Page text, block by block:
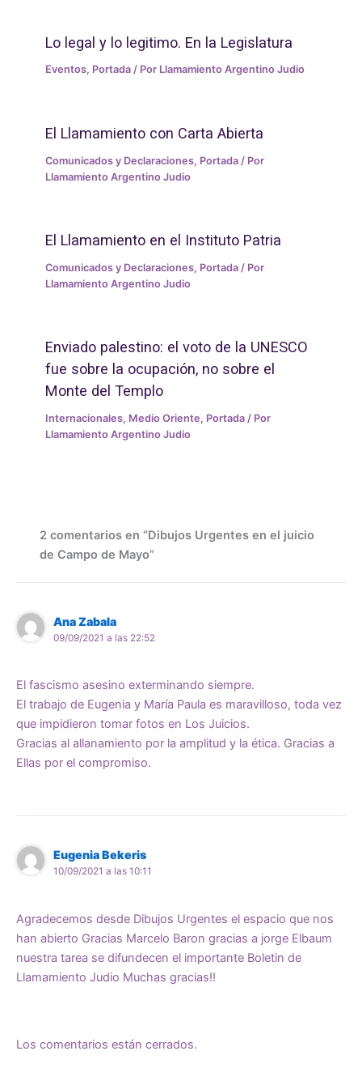
Lo legal y lo legitimo. En la Legislatura
Eventos, Portada / Por Llamamiento Argentino Judio
El Llamamiento con Carta Abierta
Comunicados y Declaraciones, Portada / Por
Llamamiento Argentino Judio
El Llamamiento en el Instituto Patria
Comunicados y Declaraciones, Portada / Por
Llamamiento Argentino Judio
Enviado palestino: el voto de la UNESCO
fue sobre la ocupación, no sobre el
Monte del Templo
Internacionales, Medio Oriente, Portada / Por
Llamamiento Argentino Judio
2 comentarios en “Dibujos Urgentes en el juicio
de Campo de Mayo”
Ana Zabala
09/09/2021 a las 22:52
El fascismo asesino exterminando siempre.
El trabajo de Eugenia y María Paula es maravilloso, toda vez
que impidieron tomar fotos en Los Juicios.
Gracias al allanamiento por la amplitud y la ética. Gracias a
Ellas por el compromiso.
Eugenia Bekeris
10/09/2021 a las 10:11
Agradecemos desde Dibujos Urgentes el espacio que nos
han abierto Gracias Marcelo Baron gracias a jorge Elbaum
nuestra tarea se difundecen el importante Boletin de
Llamamiento Judio Muchas gracias!!
Los comentarios están cerrados.